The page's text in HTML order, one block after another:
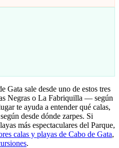
Gata sale desde uno de estos tres
Negras o La Fabriquilla — según
te ayuda a entender qué calas,
desde dónde zarpes. Si
más espectaculares del Parque,
calas y playas de Cabo de Gata,
.